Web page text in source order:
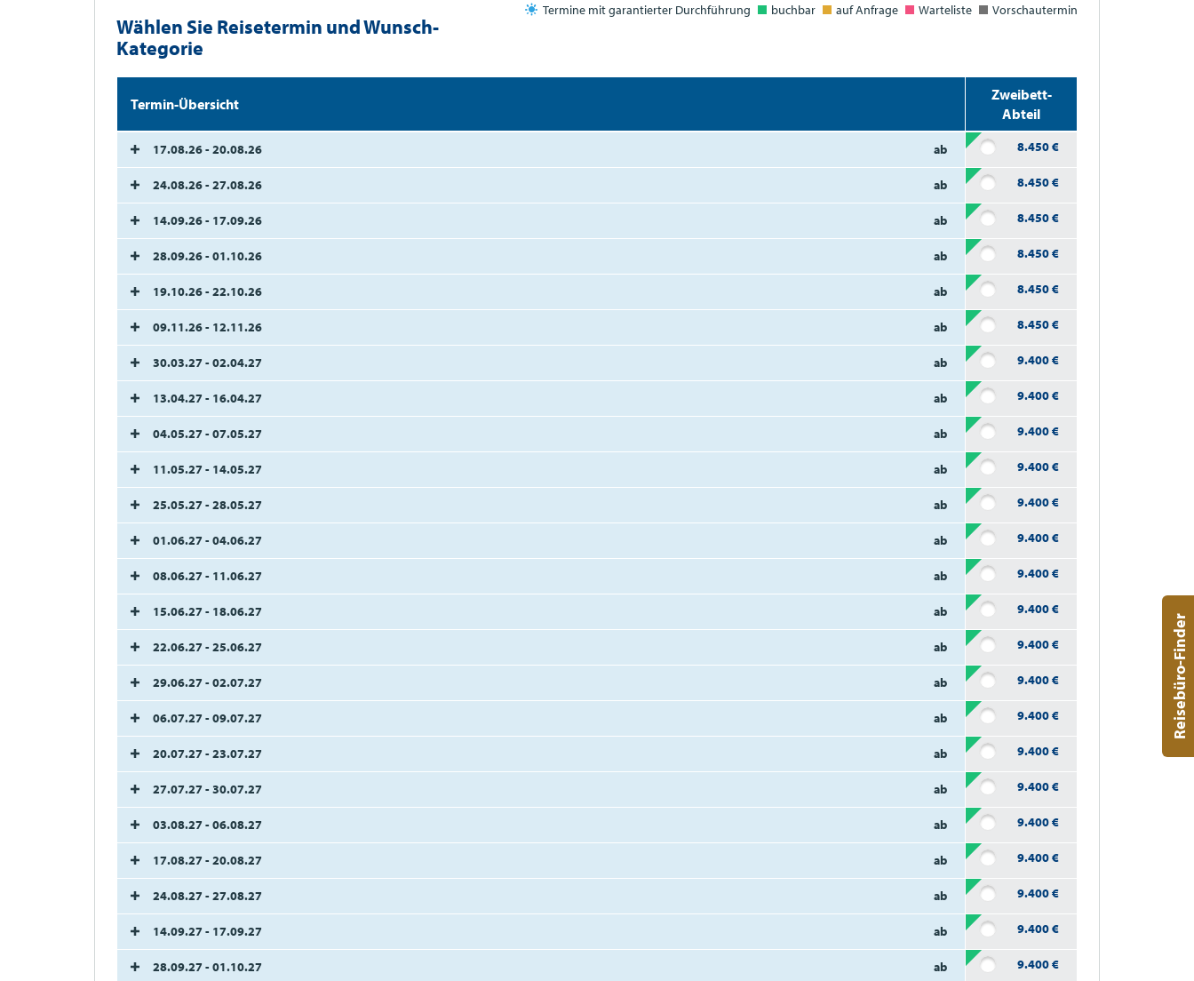
Termine mit garantierter Durchführung buchbar auf Anfrage Warteliste Vorschautermin
Wählen Sie Reisetermin und Wunsch-
Kategorie
Termin-Übersicht
Zweibett-
Abteil
17.08.26 - 20.08.26 ab 8.450€
24.08.26 - 27.08.26 ab 8.450€
14.09.26 - 17.09.26 ab 8.450€
28.09.26 - 01.10.26 ab 8.450€
19.10.26 - 22.10.26 ab 8.450€
09.11.26 - 12.11.26 ab 8.450€
30.03.27 - 02.04.27 ab 9.400€
13.04.27 - 16.04.27 ab 9.400€
04.05.27 - 07.05.27 ab 9.400€
11.05.27 - 14.05.27 ab 9.400€
25.05.27 - 28.05.27 ab 9.400€
01.06.27 - 04.06.27 ab 9.400€
08.06.27 - 11.06.27 ab 9.400€
15.06.27 - 18.06.27 ab 9.400€
22.06.27 - 25.06.27 ab 9.400€
29.06.27 - 02.07.27 ab 9.400€
06.07.27 - 09.07.27 ab 9.400€
20.07.27 - 23.07.27 ab 9.400€
27.07.27 - 30.07.27 ab 9.400€
03.08.27 - 06.08.27 ab 9.400€
17.08.27 - 20.08.27 ab 9.400€
24.08.27 - 27.08.27 ab 9.400€
14.09.27 - 17.09.27 ab 9.400€
28.09.27 - 01.10.27 ab 9.400€
Reisebüro-Finder